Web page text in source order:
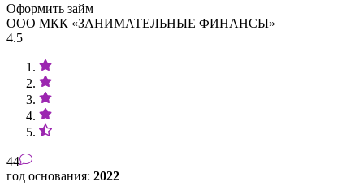
Оформить займ
ООО МКК «ЗАНИМАТЕЛЬНЫЕ ФИНАНСЫ»
4.5
44
год основания: 2022